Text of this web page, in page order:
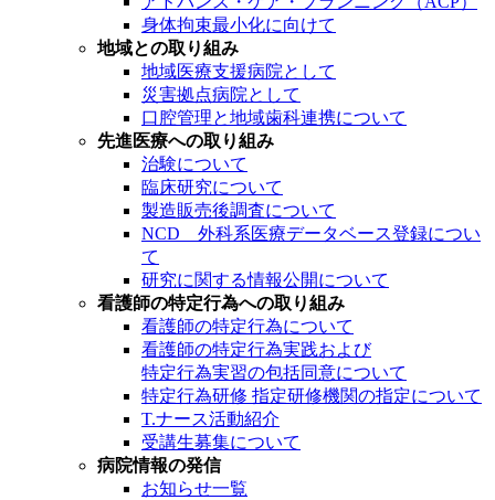
身体拘束最小化に向けて
地域との取り組み
地域医療支援病院として
災害拠点病院として
口腔管理と地域歯科連携について
先進医療への取り組み
治験について
臨床研究について
製造販売後調査について
NCD 外科系医療データベース登録につい
て
研究に関する情報公開について
看護師の特定行為への取り組み
看護師の特定行為について
看護師の特定行為実践および
特定行為実習の包括同意について
特定行為研修 指定研修機関の指定について
T.ナース活動紹介
受講生募集について
病院情報の発信
お知らせ一覧